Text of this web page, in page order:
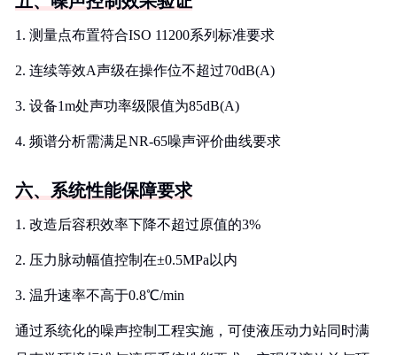
1. 测量点布置符合ISO 11200系列标准要求
2. 连续等效A声级在操作位不超过70dB(A)
3. 设备1m处声功率级限值为85dB(A)
4. 频谱分析需满足NR-65噪声评价曲线要求
六、系统性能保障要求
1. 改造后容积效率下降不超过原值的3%
2. 压力脉动幅值控制在±0.5MPa以内
3. 温升速率不高于0.8℃/min
通过系统化的噪声控制工程实施，可使液压动力站同时满